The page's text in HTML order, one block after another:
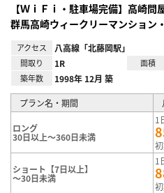
【ＷｉＦｉ・駐車場完備】高崎
群馬高崎ウィークリーマンション
アクセス 八高線「北藤岡駅」
間取り 1R 面積
築年数 1998年 12月 築
プラン名・期間
ロング
30日以上～360日未満
1
ショート【7日以上】
～30日未満
1